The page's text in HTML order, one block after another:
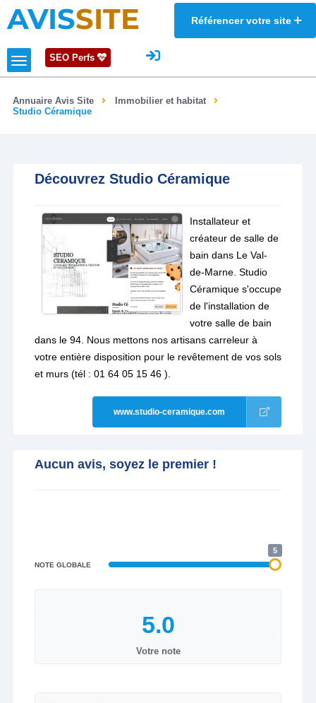
AVISSITE Référencer votre site
SEO Perfs
Annuaire Avis Site
Immobilier et habitat
Studio Céramique
Découvrez Studio Céramique
Installateur et
créateur de salle de
bain dans Le Val-
de-Marne. Studio
Céramique s'occupe
de l'installation de
votre salle de bain
dans le 94. Nous mettons nos artisans carreleur à
votre entière disposition pour le revêtement de vos sols
et murs (tél : 01 64 05 15 46 ).
www.studio-ceramique.com
Aucun avis, soyez le premier !
NOTE GLOBALE
5
Votre note